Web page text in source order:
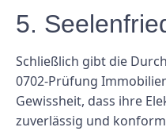
5.
Schließlich gibt die
0702-Prüfung
Gewissheit, dass ihre
zuverlässig und